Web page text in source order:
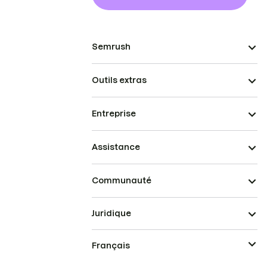
Semrush
Outils extras
Entreprise
Assistance
Communauté
Juridique
Français